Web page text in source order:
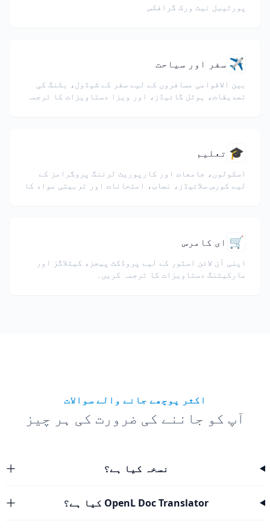
پورٹیبل نیٹ ورک گرافکس
✈️ سفر اور سیاحت
بین الاقوامی مسافروں کے لیے سفر کے شیڈول، بکنگ کی
تصدیقات، ہوٹل گائیڈز، اور ویزا دستاویزات کا ترجمہ
🎓 تعلیم
اسکولوں، جامعات اور کارپوریٹ لرننگ پروگرامز کے
لیے کورس سلائیڈز، نصاب، امتحانات اور تربیتی مواد کا
🛒 ای کامرس
اپنی آن لائن اسٹور کے لیے پروڈکٹ پیجز، کیٹلاگز اور
مارکیٹنگ دستاویزات کا ترجمہ کریں۔
اکثر پوچھے جانے والے سوالات
آپ کو جاننے کی ضرورت کی ہر چیز
نسخہ کیا ہے؟
OpenL Doc Translator کیا ہے؟